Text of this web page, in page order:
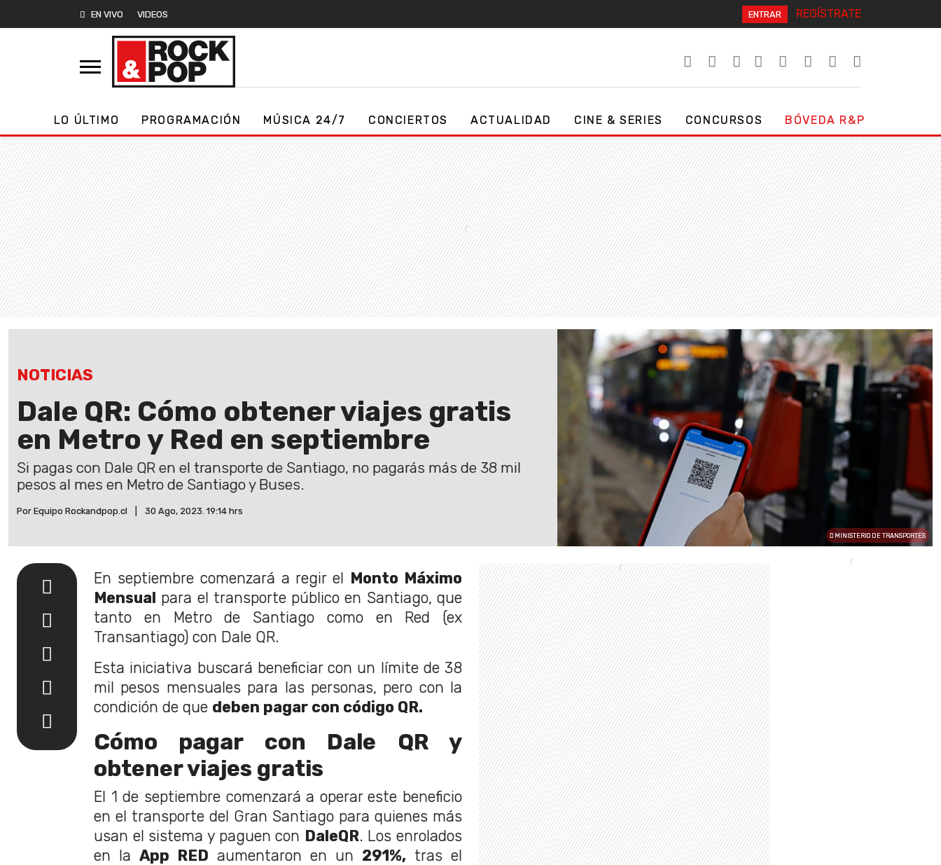
EN VIVO VIDEOS ENTRAR REGÍSTRATE
LO ÚLTIMO PROGRAMACIÓN MÚSICA 24/7 CONCIERTOS ACTUALIDAD CINE & SERIES CONCURSOS BÓVEDA R&P
NOTICIAS
Dale QR: Cómo obtener viajes gratis
en Metro y Red en septiembre
Si pagas con Dale QR en el transporte de Santiago, no pagarás más de 38 mil
pesos al mes en Metro de Santiago y Buses.
Por Equipo Rockandpop.cl 30 Ago, 2023. 19:14 hrs
MINISTERIO DE TRANSPORTES
En septiembre comenzará a regir el Monto Máximo
Mensual para el transporte público en Santiago, que
tanto en Metro de Santiago como en Red (ex
Transantiago) con Dale QR.
Esta iniciativa buscará beneficiar con un límite de 38
mil pesos mensuales para las personas, pero con la
condición de que deben pagar con código QR.
Cómo pagar con Dale QR y
obtener viajes gratis
El 1 de septiembre comenzará a operar este beneficio
en el transporte del Gran Santiago para quienes más
usan el sistema y paguen con DaleQR. Los enrolados
en la App RED aumentaron en un 291%, tras el